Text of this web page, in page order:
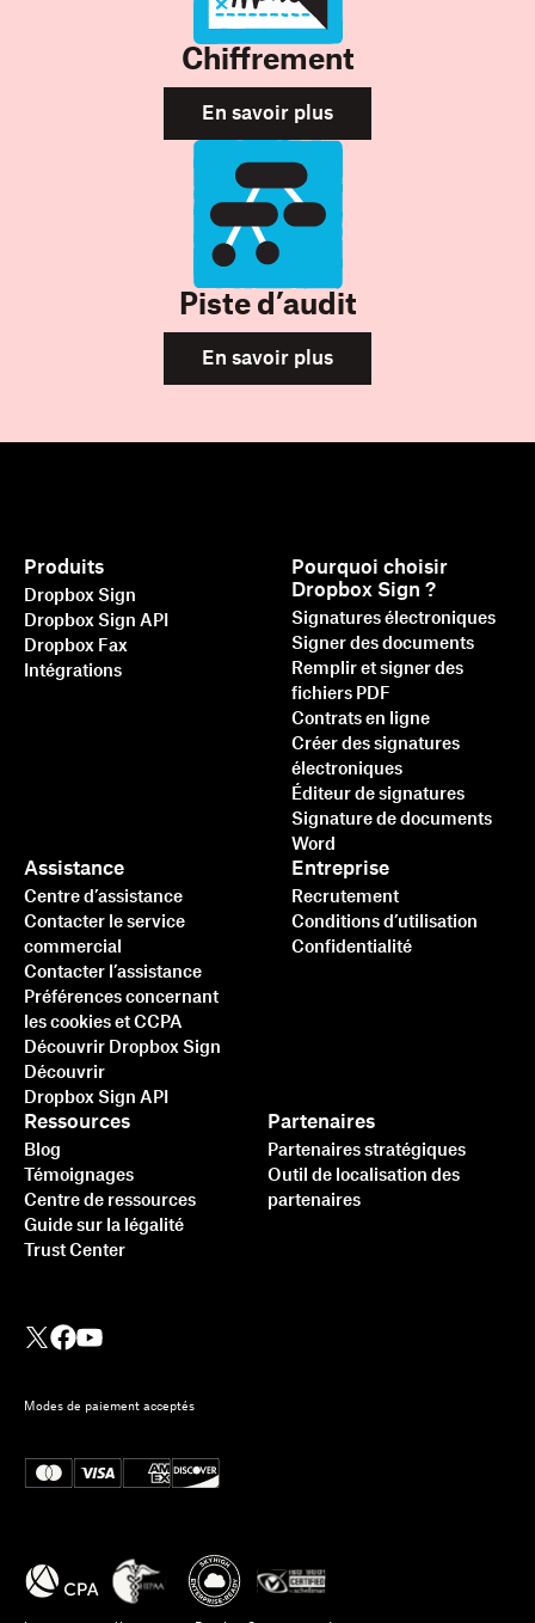
Chiffrement
En savoir plus
Piste d’audit
En savoir plus
Produits
Dropbox Sign
Dropbox Sign API
Dropbox Fax
Intégrations
Pourquoi choisir
Dropbox Sign ?
Signatures électroniques
Signer des documents
Remplir et signer des
fichiers PDF
Contrats en ligne
Créer des signatures
électroniques
Éditeur de signatures
Signature de documents
Word
Assistance
Centre d’assistance
Contacter le service
commercial
Contacter l’assistance
Préférences concernant
les cookies et CCPA
Découvrir Dropbox Sign
Découvrir
Dropbox Sign API
Ressources
Blog
Témoignages
Centre de ressources
Guide sur la légalité
Trust Center
Partenaires
Partenaires stratégiques
Outil de localisation des
partenaires
Entreprise
Recrutement
Conditions d’utilisation
Confidentialité
Modes de paiement acceptés